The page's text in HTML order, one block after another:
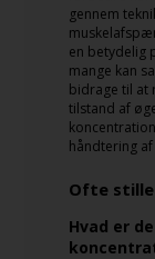
gennem
en betydelig
mange kan
bidrage til at
tilstand af
håndtering af
Ofte
Hvad er